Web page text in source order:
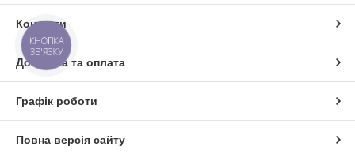
Контакти
Доставка та оплата
Графік роботи
Повна версія сайту
КНОПКА
ЗВ'ЯЗКУ